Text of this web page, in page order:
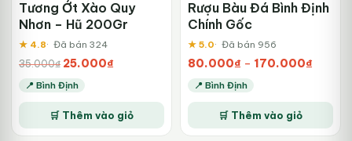
Tương Ớt Xào Quy
Nhơn – Hũ 200Gr
★ 4.8
Đã bán 324
35.000₫ Giá
gốc
là:
35.000₫.
25.000₫
là:
25.000₫.
📍 Bình Định
🛒 Thêm vào giỏ
Rượu Bàu Đá Bình Định
Chính Gốc
★ 5.0 Đã bán 956
80.000₫ – 170.000₫
📍 Bình Định
🛒 Thêm vào giỏ